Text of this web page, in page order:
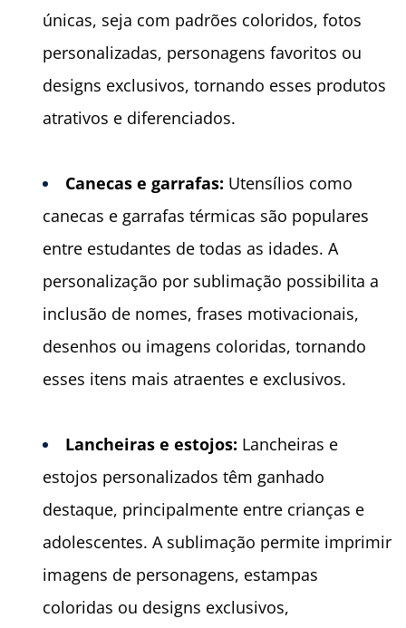
únicas, seja com padrões coloridos, fotos
personalizadas, personagens favoritos ou
designs exclusivos, tornando esses produtos
atrativos e diferenciados.
Canecas e garrafas: Utensílios como
canecas e garrafas térmicas são populares
entre estudantes de todas as idades. A
personalização por sublimação possibilita a
inclusão de nomes, frases motivacionais,
desenhos ou imagens coloridas, tornando
esses itens mais atraentes e exclusivos.
Lancheiras e estojos: Lancheiras e
estojos personalizados têm ganhado
destaque, principalmente entre crianças e
adolescentes. A sublimação permite imprimir
imagens de personagens, estampas
coloridas ou designs exclusivos,